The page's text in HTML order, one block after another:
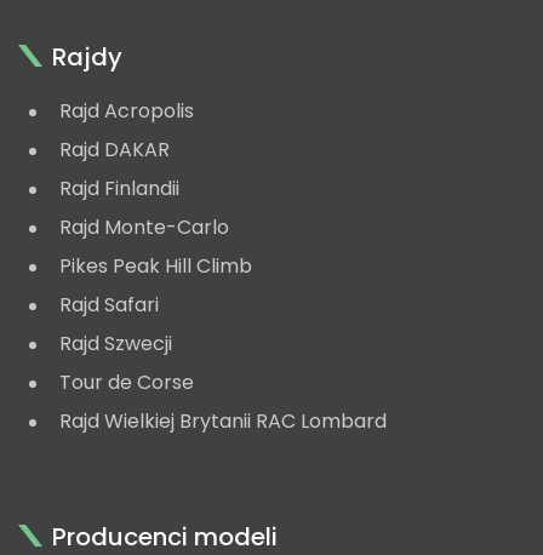
Rajdy
Rajd Acropolis
Rajd DAKAR
Rajd Finlandii
Rajd Monte-Carlo
Pikes Peak Hill Climb
Rajd Safari
Rajd Szwecji
Tour de Corse
Rajd Wielkiej Brytanii RAC Lombard
Producenci modeli